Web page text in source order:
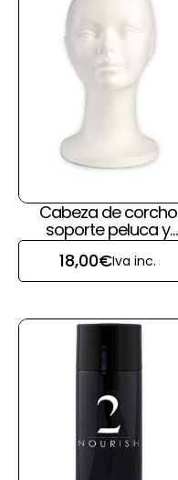
Cabeza de corcho
soporte peluca y
prótesis capilar
18,00€Iva inc.